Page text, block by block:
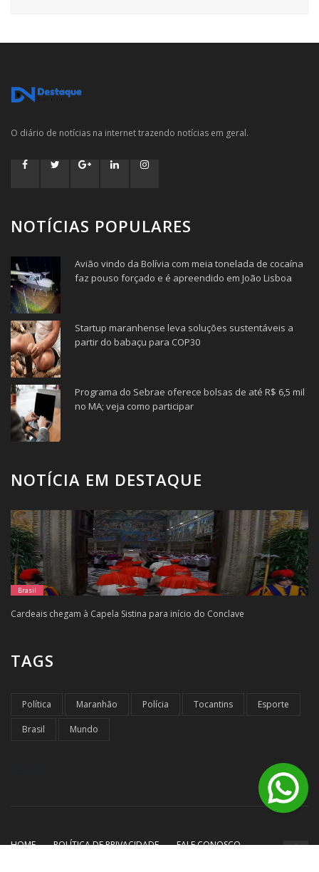
O diário de notícias na internet trazendo notícias em geral.
NOTÍCIAS POPULARES
Avião vindo da Bolívia com meia tonelada de cocaína
faz pouso forçado e é apreendido em João Lisboa
Startup maranhense leva soluções sustentáveis a
partir do babaçu para COP30
Programa do Sebrae oferece bolsas de até R$ 6,5 mil
no MA; veja como participar
NOTÍCIA EM DESTAQUE
Brasil
Cardeais chegam à Capela Sistina para início do Conclave
TAGS
Política Maranhão Polícia Tocantins Esporte
Brasil Mundo
HOME POLÍTICA DE PRIVACIDADE
FALE CONOSCO